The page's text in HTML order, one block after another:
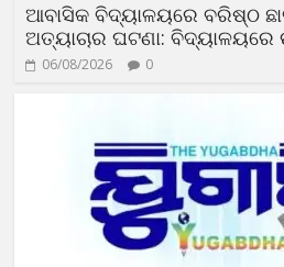
ଆବାସିକ ବିଦ୍ୟାଳୟରେ ବରିଷ୍ଠ
ଅତ୍ୟାଚାର ଘଟଣା: ବିଦ୍ୟାଳୟରେ
06/08/2026 0